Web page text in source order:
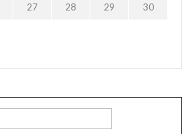
27 28 29 30